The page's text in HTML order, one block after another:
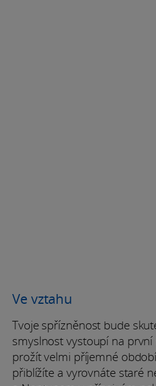
Ve vztahu
Tvoje spřízněnost bude
smyslnost vystoupí na
prožít velmi příjemné
přiblížíte a vyrovnáte staré